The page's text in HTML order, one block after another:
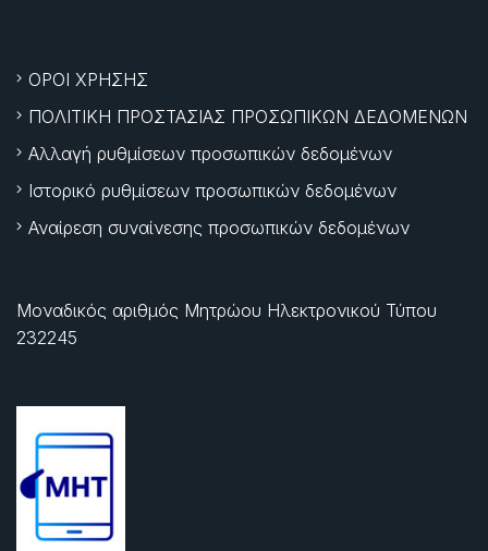
ΟΡΟΙ ΧΡΗΣΗΣ
ΠΟΛΙΤΙΚΗ ΠΡΟΣΤΑΣΙΑΣ ΠΡΟΣΩΠΙΚΩΝ ΔΕΔΟΜΕΝΩΝ
Αλλαγή ρυθμίσεων προσωπικών δεδομένων
Ιστορικό ρυθμίσεων προσωπικών δεδομένων
Αναίρεση συναίνεσης προσωπικών δεδομένων
Μοναδικός αριθμός Μητρώου Ηλεκτρονικού Τύπου
232245